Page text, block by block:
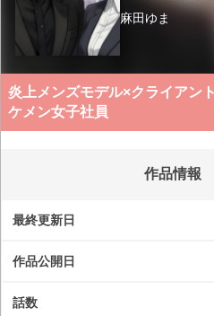
麻田ゆま
炎上メンズモデル×クライアン
ケメン女子社員
作品情報
最終更新日
作品公開日
話数